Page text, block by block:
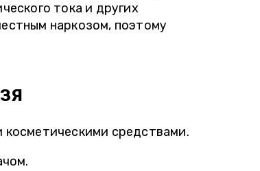
тока и других
наркозом, поэтому
средствами.